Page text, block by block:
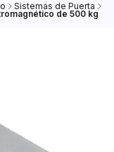
Sistemas de Puerta
de 500 kg